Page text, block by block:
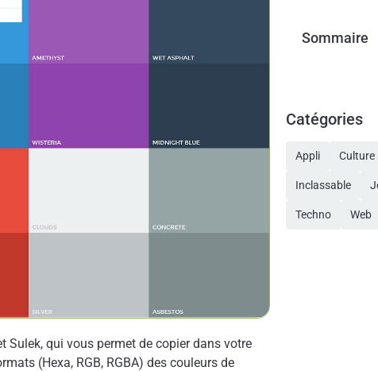
Sulek, qui vous permet de copier dans votre
(Hexa, RGB, RGBA) des couleurs de
Sommaire
Catégories
Appli Culture
Inclassable
Techno Web